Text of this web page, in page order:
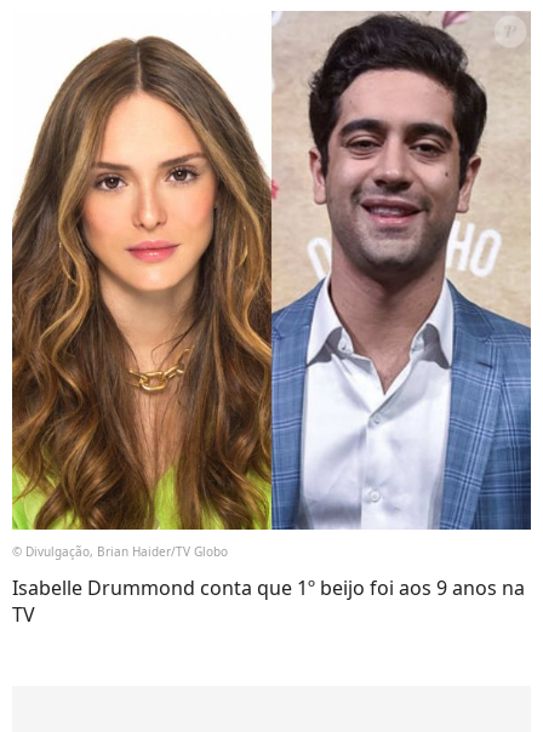
© Divulgação, Brian Haider/TV Globo
Isabelle Drummond conta que 1º beijo foi aos 9 anos na
TV